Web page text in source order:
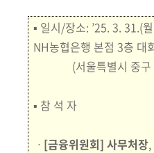
▪ 일시/장소: ’25. 3. 31.(
NH농협은행 본점 3층 대
(서울특별시 중구
▪ 참 석 자
ㆍ [금융위원회] 사무처장,